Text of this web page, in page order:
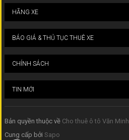
HÃNG XE
BÁO GIÁ & THỦ TỤC THUÊ XE
CHÍNH SÁCH
TIN MỚI
Bản quyền thuộc về Cho thuê ô tô Văn Minh
Cung cấp bởi Sapo